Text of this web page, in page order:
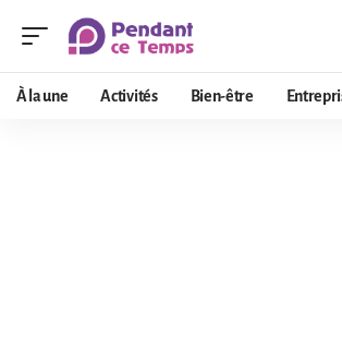
À la une Activités Bien-être